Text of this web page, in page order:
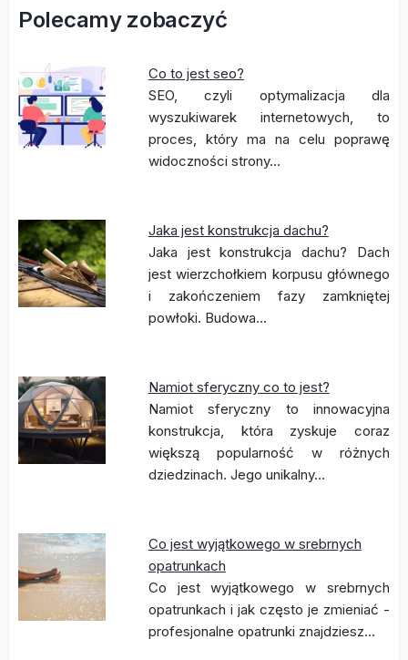
Polecamy zobaczyć
Co to jest seo?
SEO, czyli optymalizacja dla
wyszukiwarek internetowych, to
proces, który ma na celu poprawę
widoczności strony…
Jaka jest konstrukcja dachu?
Jaka jest konstrukcja dachu? Dach
jest wierzchołkiem korpusu głównego
i zakończeniem fazy zamkniętej
powłoki. Budowa…
Namiot sferyczny co to jest?
Namiot sferyczny to innowacyjna
konstrukcja, która zyskuje coraz
większą popularność w różnych
dziedzinach. Jego unikalny…
Co jest wyjątkowego w srebrnych
opatrunkach
Co jest wyjątkowego w srebrnych
opatrunkach i jak często je zmieniać -
profesjonalne opatrunki znajdziesz…